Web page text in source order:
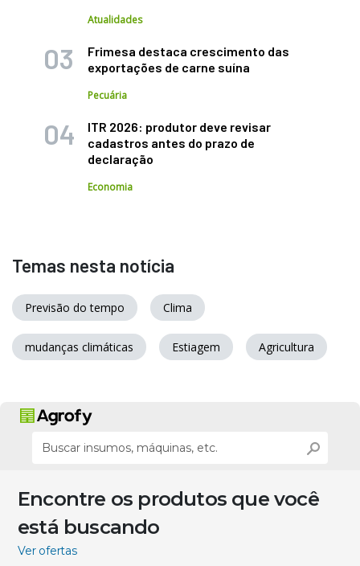
Atualidades
Frimesa destaca crescimento das
exportações de carne suína
Pecuária
ITR 2026: produtor deve revisar
cadastros antes do prazo de
declaração
Economia
Temas nesta notícia
Previsão do tempo Clima
mudanças climáticas Estiagem Agricultura
Encontre os produtos que você
está buscando
Ver ofertas